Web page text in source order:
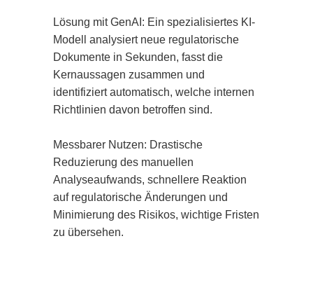
Lösung mit GenAI: Ein spezialisiertes KI-
Modell analysiert neue regulatorische
Dokumente in Sekunden, fasst die
Kernaussagen zusammen und
identifiziert automatisch, welche internen
Richtlinien davon betroffen sind.
Messbarer Nutzen: Drastische
Reduzierung des manuellen
Analyseaufwands, schnellere Reaktion
auf regulatorische Änderungen und
Minimierung des Risikos, wichtige Fristen
zu übersehen.